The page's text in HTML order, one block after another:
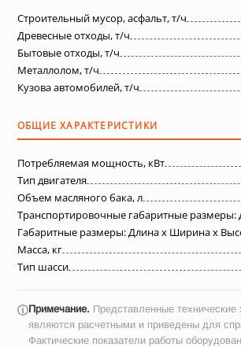
Строительный мусор, асфальт, т/ч
Древесные отходы, т/ч
Бытовые отходы, т/ч
Металлолом, т/ч
Кузова автомобилей, т/ч
ОБЩИЕ ХАРАКТЕРИСТИКИ
Потребляемая мощность, кВт
Тип двигателя
Объем масляного бака, л
Транспортировочные габаритные
Габаритные размеры: Длина х Ширина х
Масса, кг
Тип шасси
ⓘПримечание. Представленные технические
являются расчетными и приведены для
Фактические показатели работы